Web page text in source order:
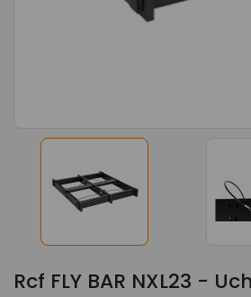
Rcf FLY BAR NXL23 -